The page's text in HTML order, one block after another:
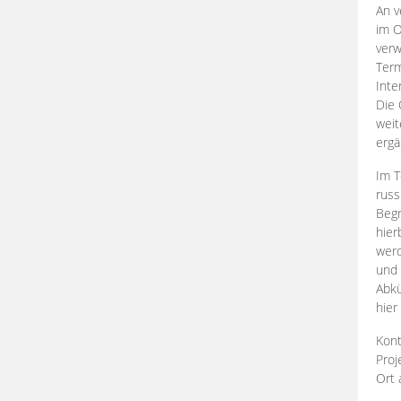
An
im
Die
Im
und
Ort